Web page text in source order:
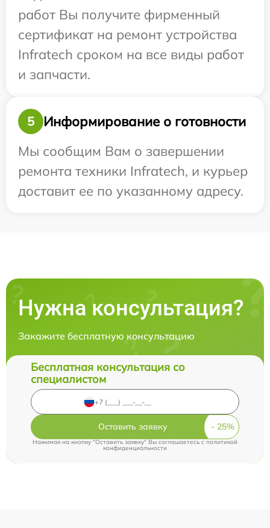
работ Вы получите фирменный
сертификат на ремонт устройства
Infratech сроком на все виды работ
и запчасти.
5
Информирование о готовности
Мы сообщим Вам о завершении
ремонта техники Infratech, и курьер
доставит ее по указанному адресу.
Нужна консультация?
Закажите бесплатную консультацию
Бесплатная консультация со
специалистом
Оставить заявку
Нажимая на кнопку "Оставить заявку" Вы соглашаетесь c политикой
конфиденциальности